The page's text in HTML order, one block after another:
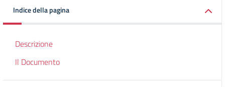
Indice della pagina
Descrizione
Il Documento